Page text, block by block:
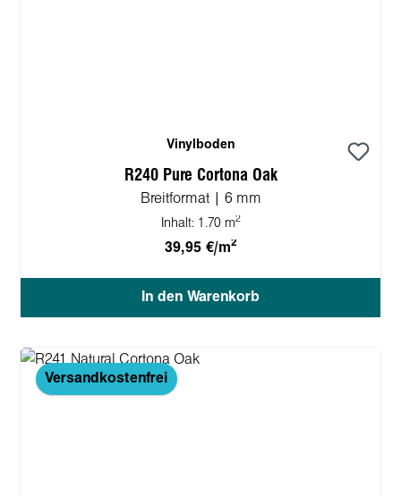
Vinylboden
R240 Pure Cortona Oak
Breitformat | 6 mm
Inhalt: 1.70 m2
39,95 €/m2
In den Warenkorb
Versandkostenfrei